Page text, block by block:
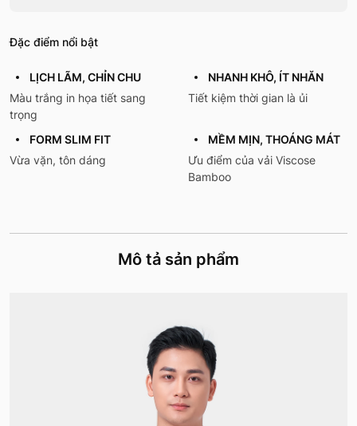
Đặc điểm nổi bật
LỊCH LÃM, CHỈN CHU
Màu trắng in họa tiết sang
trọng
NHANH KHÔ, ÍT NHĂN
Tiết kiệm thời gian là ủi
FORM SLIM FIT
Vừa vặn, tôn dáng
MỀM MỊN, THOÁNG MÁT
Ưu điểm của vải Viscose
Bamboo
Mô tả sản phẩm